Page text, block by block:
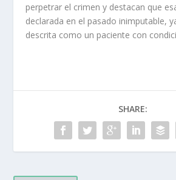
perpetrar el crimen y destacan que
declarada en el pasado inimputable,
descrita como un paciente con
SHARE: